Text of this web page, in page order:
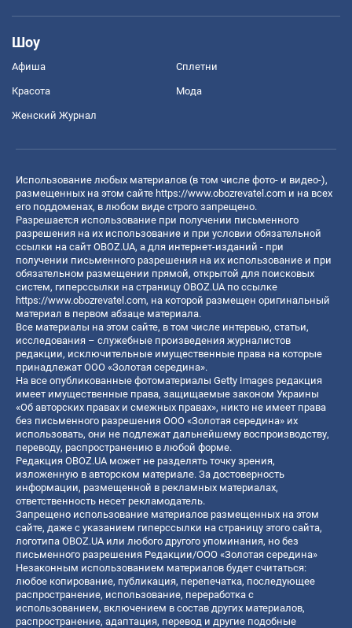
Шоу
Афиша Сплетни
Красота Мода
Женский Журнал
Использование любых материалов (в том числе фото- и видео-),
размещенных на этом сайте https://www.obozrevatel.com и на всех
его поддоменах, в любом виде строго запрещено.
Разрешается использование при получении письменного
разрешения на их использование и при условии обязательной
ссылки на сайт OBOZ.UA, а для интернет-изданий - при
получении письменного разрешения на их использование и при
обязательном размещении прямой, открытой для поисковых
систем, гиперссылки на страницу OBOZ.UA по ссылке
https://www.obozrevatel.com, на которой размещен оригинальный
материал в первом абзаце материала.
Все материалы на этом сайте, в том числе интервью, статьи,
исследования – служебные произведения журналистов
редакции, исключительные имущественные права на которые
принадлежат ООО «Золотая середина».
На все опубликованные фотоматериалы Getty Images редакция
имеет имущественные права, защищаемые законом Украины
«Об авторских правах и смежных правах», никто не имеет права
без письменного разрешения ООО «Золотая середина» их
использовать, они не подлежат дальнейшему воспроизводству,
переводу, распространению в любой форме.
Редакция OBOZ.UA может не разделять точку зрения,
изложенную в авторском материале. За достоверность
информации, размещенной в рекламных материалах,
ответственность несет рекламодатель.
Запрещено использование материалов размещенных на этом
сайте, даже с указанием гиперссылки на страницу этого сайта,
логотипа OBOZ.UA или любого другого упоминания, но без
письменного разрешения Редакции/ООО «Золотая середина»
Незаконным использованием материалов будет считаться:
любое копирование, публикация, перепечатка, последующее
распространение, использование, переработка с
использованием, включением в состав других материалов,
распространение, адаптация, перевод и другие подобные